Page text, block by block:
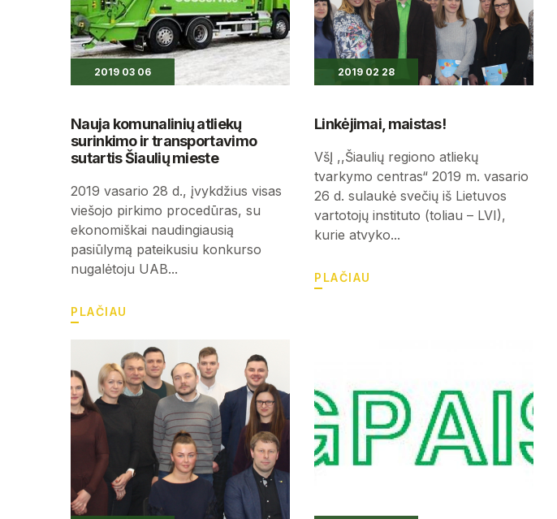
2019 03 06
Nauja komunalinių atliekų
surinkimo ir transportavimo
sutartis Šiaulių mieste
2019 vasario 28 d., įvykdžius visas
viešojo pirkimo procedūras, su
ekonomiškai naudingiausią
pasiūlymą pateikusiu konkurso
nugalėtoju UAB...
PLAČIAU
2019 02 28
Linkėjimai, maistas!
VšĮ ,,Šiaulių regiono atliekų
tvarkymo centras“ 2019 m. vasario
26 d. sulaukė svečių iš Lietuvos
vartotojų instituto (toliau – LVI),
kurie atvyko...
PLAČIAU